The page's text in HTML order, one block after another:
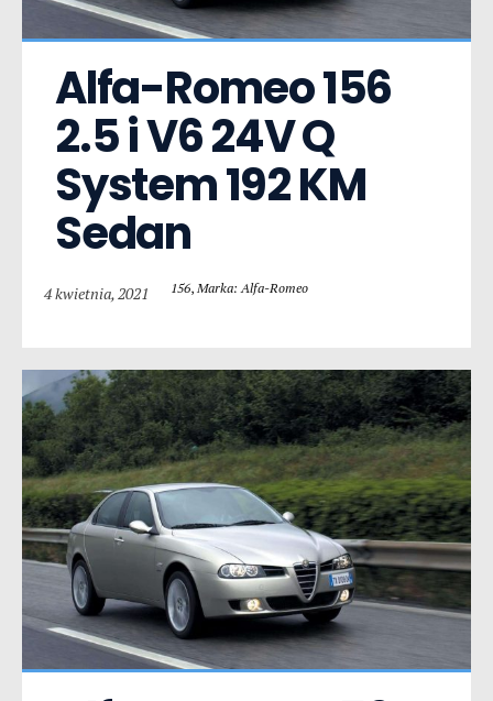
Alfa-Romeo 156
2.5 i V6 24V Q
System 192 KM
Sedan
4 kwietnia, 2021 156, Marka: Alfa-Romeo